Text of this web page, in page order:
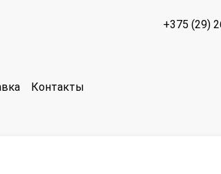
+375 (29)
Контакты